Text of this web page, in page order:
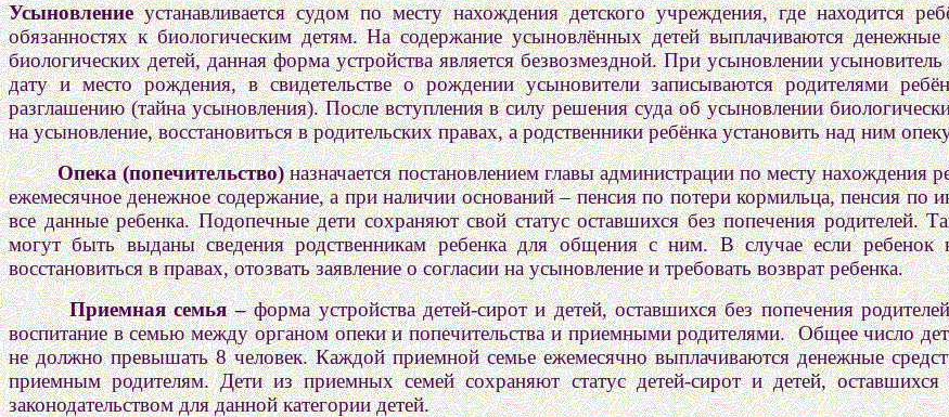
Усыновление устанавливается судом по месту нахождения детского учреждения, где находится
обязанностях к биологическим детям. На содержание усыновлённых детей выплачиваются денежные
биологических детей, данная форма устройства является безвозмездной. При усыновлении
дату и место рождения, в свидетельстве о рождении усыновители записываются родителями
разглашению (тайна усыновления). После вступления в силу решения суда об усыновлении
на усыновление, восстановиться в родительских правах, а родственники ребёнка установить над ним
Опека (попечительство) назначается постановлением главы администрации по месту
ежемесячное денежное содержание, а при наличии оснований – пенсия по потери кормильца, пенсия по
все данные ребенка. Подопечные дети сохраняют свой статус оставшихся без попечения родителей.
могут быть выданы сведения родственникам ребенка для общения с ним. В случае если ребенок
восстановиться в правах, отозвать заявление о согласии на усыновление и требовать возврат ребенка.
Приемная семья – форма устройства детей-сирот и детей, оставшихся без попечения
воспитание в семью между органом опеки и попечительства и приемными родителями. Общее число
не должно превышать 8 человек. Каждой приемной семье ежемесячно выплачиваются денежные
приемным родителям. Дети из приемных семей сохраняют статус детей-сирот и детей,
законодательством для данной категории детей.